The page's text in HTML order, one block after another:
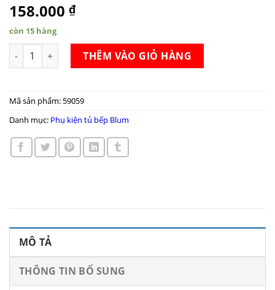
158.000 ₫
còn 15 hàng
Bản lề giảm chấn Blum thẳng 71B9550 số lượng
THÊM VÀO GIỎ HÀNG
Mã sản phẩm: 59059
Danh mục: Phụ kiện tủ bếp Blum
MÔ TẢ
THÔNG TIN BỔ SUNG